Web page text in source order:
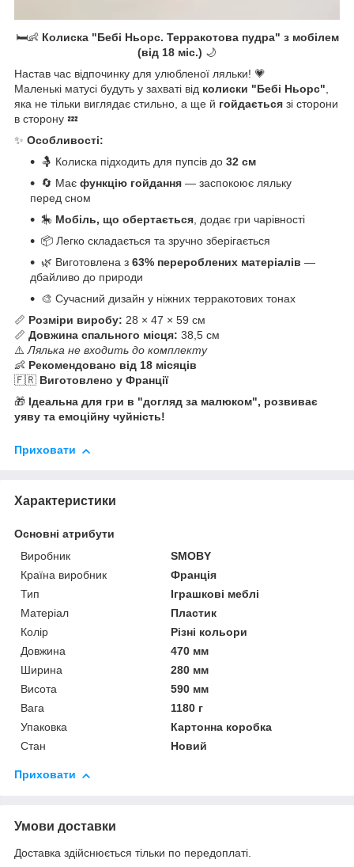
🛏️👶 Колиска "Бебі Ньорс. Терракотова пудра" з мобілем
(від 18 міс.) 🌙
Настав час відпочинку для улюбленої ляльки! 💗
Маленькі матусі будуть у захваті від колиски "Бебі Ньорс",
яка не тільки виглядає стильно, а ще й гойдається зі сторони
в сторону 💤
✨ Особливості:
🤱 Колиска підходить для пупсів до 32 см
🔄 Має функцію гойдання — заспокоює ляльку
перед сном
🎠 Мобіль, що обертається, додає гри чарівності
📦 Легко складається та зручно зберігається
🌿 Виготовлена з 63% перероблених матеріалів —
дбайливо до природи
🎨 Сучасний дизайн у ніжних терракотових тонах
📏 Розміри виробу: 28 × 47 × 59 см
📏 Довжина спального місця: 38,5 см
⚠️Лялька не входить до комплекту
👶 Рекомендовано від 18 місяців
🇫🇷 Виготовлено у Франції
🎁 Ідеальна для гри в "догляд за малюком", розвиває
уяву та емоційну чуйність!
Приховати
Характеристики
Основні атрибути
Виробник
SMOBY
Країна виробник
Франція
Тип
Іграшкові меблі
Матеріал
Пластик
Колір
Різні кольори
Довжина
470 мм
Ширина
280 мм
Висота
590 мм
Вага
1180 г
Упаковка
Картонна коробка
Стан
Новий
Приховати
Умови доставки
Доставка здійснюється тільки по передоплаті.